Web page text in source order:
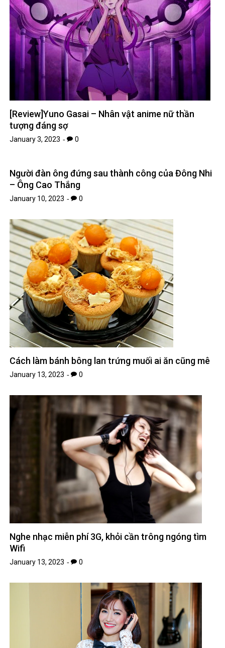
[Review]Yuno Gasai – Nhân vật anime nữ thần
tượng đáng sợ
January 3, 2023 0
Người đàn ông đứng sau thành công của Đông Nhi
– Ông Cao Thắng
January 10, 2023 0
Cách làm bánh bông lan trứng muối ai ăn cũng mê
January 13, 2023 0
Nghe nhạc miễn phí 3G, khỏi cần trông ngóng tìm
Wifi
January 13, 2023 0